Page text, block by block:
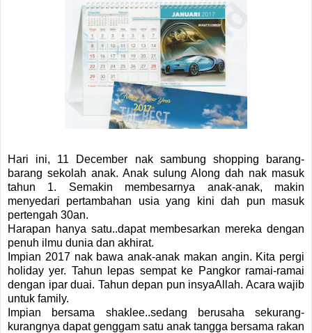
Hari ini, 11 December nak sambung shopping barang-
barang sekolah anak. Anak sulung Along dah nak masuk
tahun 1. Semakin membesarnya anak-anak, makin
menyedari pertambahan usia yang kini dah pun masuk
pertengah 30an.
Harapan hanya satu..dapat membesarkan mereka dengan
penuh ilmu dunia dan akhirat.
Impian 2017 nak bawa anak-anak makan angin. Kita pergi
holiday yer. Tahun lepas sempat ke Pangkor ramai-ramai
dengan ipar duai. Tahun depan pun insyaAllah. Acara wajib
untuk family.
Impian bersama shaklee..sedang berusaha sekurang-
kurangnya dapat genggam satu anak tangga bersama rakan